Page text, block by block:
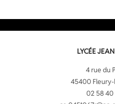
LYCÉE
4 rue du
45400
02 58 40